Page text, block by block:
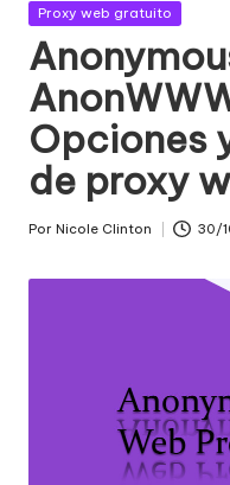
e
s
r
e
si
d
e
proxies
web
gratuitos
de
prueba,
tutoriales
de
configuración
proxies,
Publicada
Proxy web gratuito
Opciones
de proxy
Por Nicole Clinton 30/